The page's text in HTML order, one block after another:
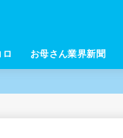
お母さん業界新聞